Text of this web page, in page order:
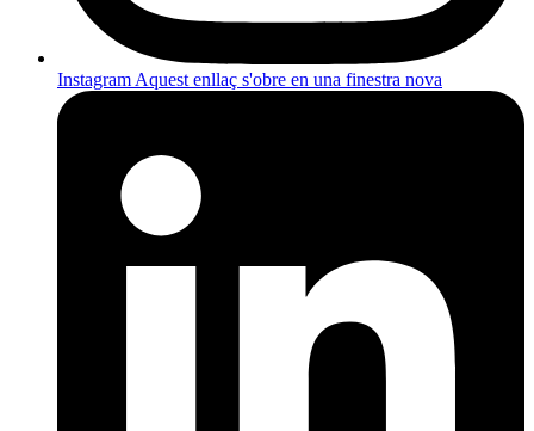
Instagram Aquest enllaç s'obre en una finestra nova